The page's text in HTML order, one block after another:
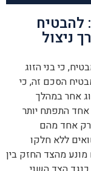
להבטיח
ניצול
כי בני הזוג
הסכם זה, כי
אחר במהלך
התפתח יותר
רק אחד מהם
ללא חלקו
מהצד החזק בין